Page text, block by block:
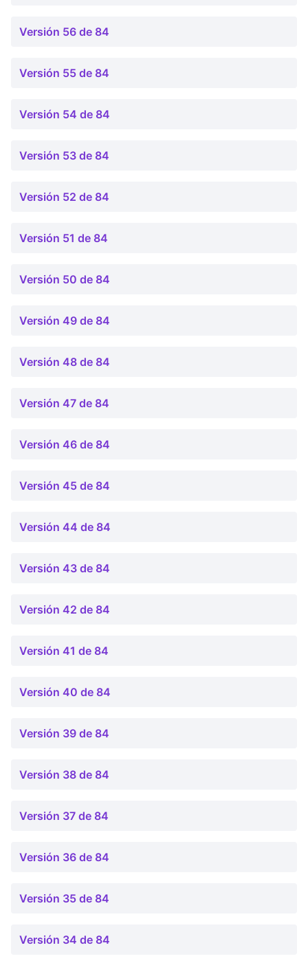
Versión 56 de 84
Versión 55 de 84
Versión 54 de 84
Versión 53 de 84
Versión 52 de 84
Versión 51 de 84
Versión 50 de 84
Versión 49 de 84
Versión 48 de 84
Versión 47 de 84
Versión 46 de 84
Versión 45 de 84
Versión 44 de 84
Versión 43 de 84
Versión 42 de 84
Versión 41 de 84
Versión 40 de 84
Versión 39 de 84
Versión 38 de 84
Versión 37 de 84
Versión 36 de 84
Versión 35 de 84
Versión 34 de 84